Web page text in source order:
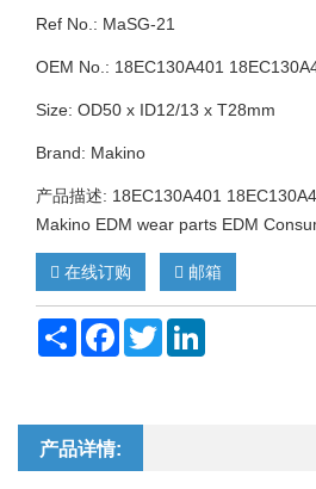
Ref No.: MaSG-21
OEM No.: 18EC130A401
Size: OD50 x ID12/13 x T28mm
Brand: Makino
产品描述: 18EC130A401
Makino EDM wear parts EDM
在线订购 邮箱
Share FacebookTwitter
产品详情: